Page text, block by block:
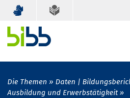
Die Themen
Daten |
Ausbildung und Erwerbstätigkeit